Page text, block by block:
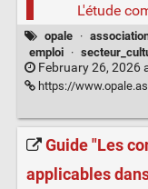
L'étude
opale ·
emploi
·
February 26, 2026
https://
Guide "Les
applicables